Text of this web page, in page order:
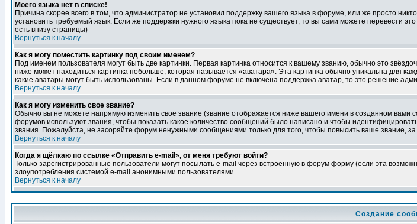
Моего языка нет в списке!
Причина скорее всего в том, что администратор не установил поддержку вашего языка в форуме, или же просто
установить требуемый язык. Если же поддержки нужного языка пока не существует, то вы сами можете
есть внизу страницы)
Вернуться к началу
Как я могу поместить картинку под своим именем?
Под именем пользователя могут быть две картинки. Первая картинка относится к вашему званию, обычно это
ниже может находиться картинка побольше, которая называется «аватара». Эта картинка обычно уникальна для
какие аватары могут быть использованы. Если в данном форуме не включена поддержка аватар, то это решение
Вернуться к началу
Как я могу изменить свое звание?
Обычно вы не можете напрямую изменить свое звание (звание отображается ниже вашего имени в созданном
форумов используют звания, чтобы показать какое количество сообщений было написано и чтобы
звания. Пожалуйста, не засоряйте форум ненужными сообщениями только для того, чтобы повысить ваше звание,
Вернуться к началу
Когда я щёлкаю по ссылке «Отправить e-mail», от меня требуют войти?
Только зарегистрированные пользователи могут посылать e-mail через встроенную в форум форму (если эта
злоупотребления системой e-mail анонимными пользователями.
Вернуться к началу
Создание